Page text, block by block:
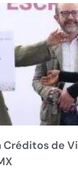
Créditos de